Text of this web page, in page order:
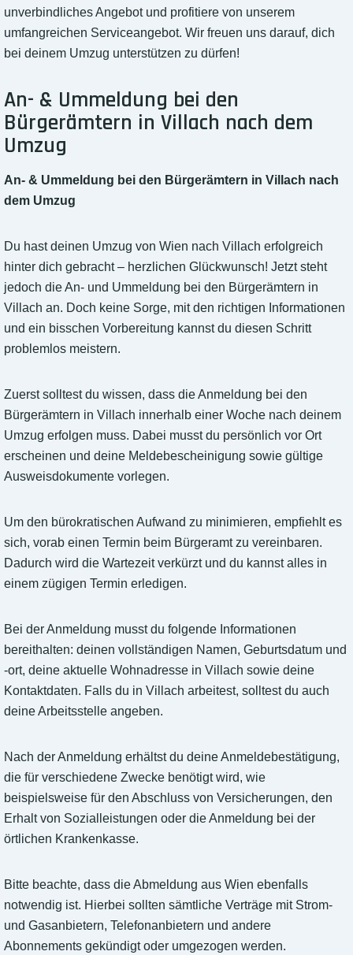
unverbindliches Angebot und profitiere von unserem
umfangreichen Serviceangebot. Wir freuen uns darauf, dich
bei deinem Umzug unterstützen zu dürfen!
An- & Ummeldung bei den
Bürgerämtern in Villach nach dem
Umzug
An- & Ummeldung bei den Bürgerämtern in Villach nach
dem Umzug
Du hast deinen Umzug von Wien nach Villach erfolgreich
hinter dich gebracht – herzlichen Glückwunsch! Jetzt steht
jedoch die An- und Ummeldung bei den Bürgerämtern in
Villach an. Doch keine Sorge, mit den richtigen Informationen
und ein bisschen Vorbereitung kannst du diesen Schritt
problemlos meistern.
Zuerst solltest du wissen, dass die Anmeldung bei den
Bürgerämtern in Villach innerhalb einer Woche nach deinem
Umzug erfolgen muss. Dabei musst du persönlich vor Ort
erscheinen und deine Meldebescheinigung sowie gültige
Ausweisdokumente vorlegen.
Um den bürokratischen Aufwand zu minimieren, empfiehlt es
sich, vorab einen Termin beim Bürgeramt zu vereinbaren.
Dadurch wird die Wartezeit verkürzt und du kannst alles in
einem zügigen Termin erledigen.
Bei der Anmeldung musst du folgende Informationen
bereithalten: deinen vollständigen Namen, Geburtsdatum und
-ort, deine aktuelle Wohnadresse in Villach sowie deine
Kontaktdaten. Falls du in Villach arbeitest, solltest du auch
deine Arbeitsstelle angeben.
Nach der Anmeldung erhältst du deine Anmeldebestätigung,
die für verschiedene Zwecke benötigt wird, wie
beispielsweise für den Abschluss von Versicherungen, den
Erhalt von Sozialleistungen oder die Anmeldung bei der
örtlichen Krankenkasse.
Bitte beachte, dass die Abmeldung aus Wien ebenfalls
notwendig ist. Hierbei sollten sämtliche Verträge mit Strom-
und Gasanbietern, Telefonanbietern und andere
Abonnements gekündigt oder umgezogen werden.